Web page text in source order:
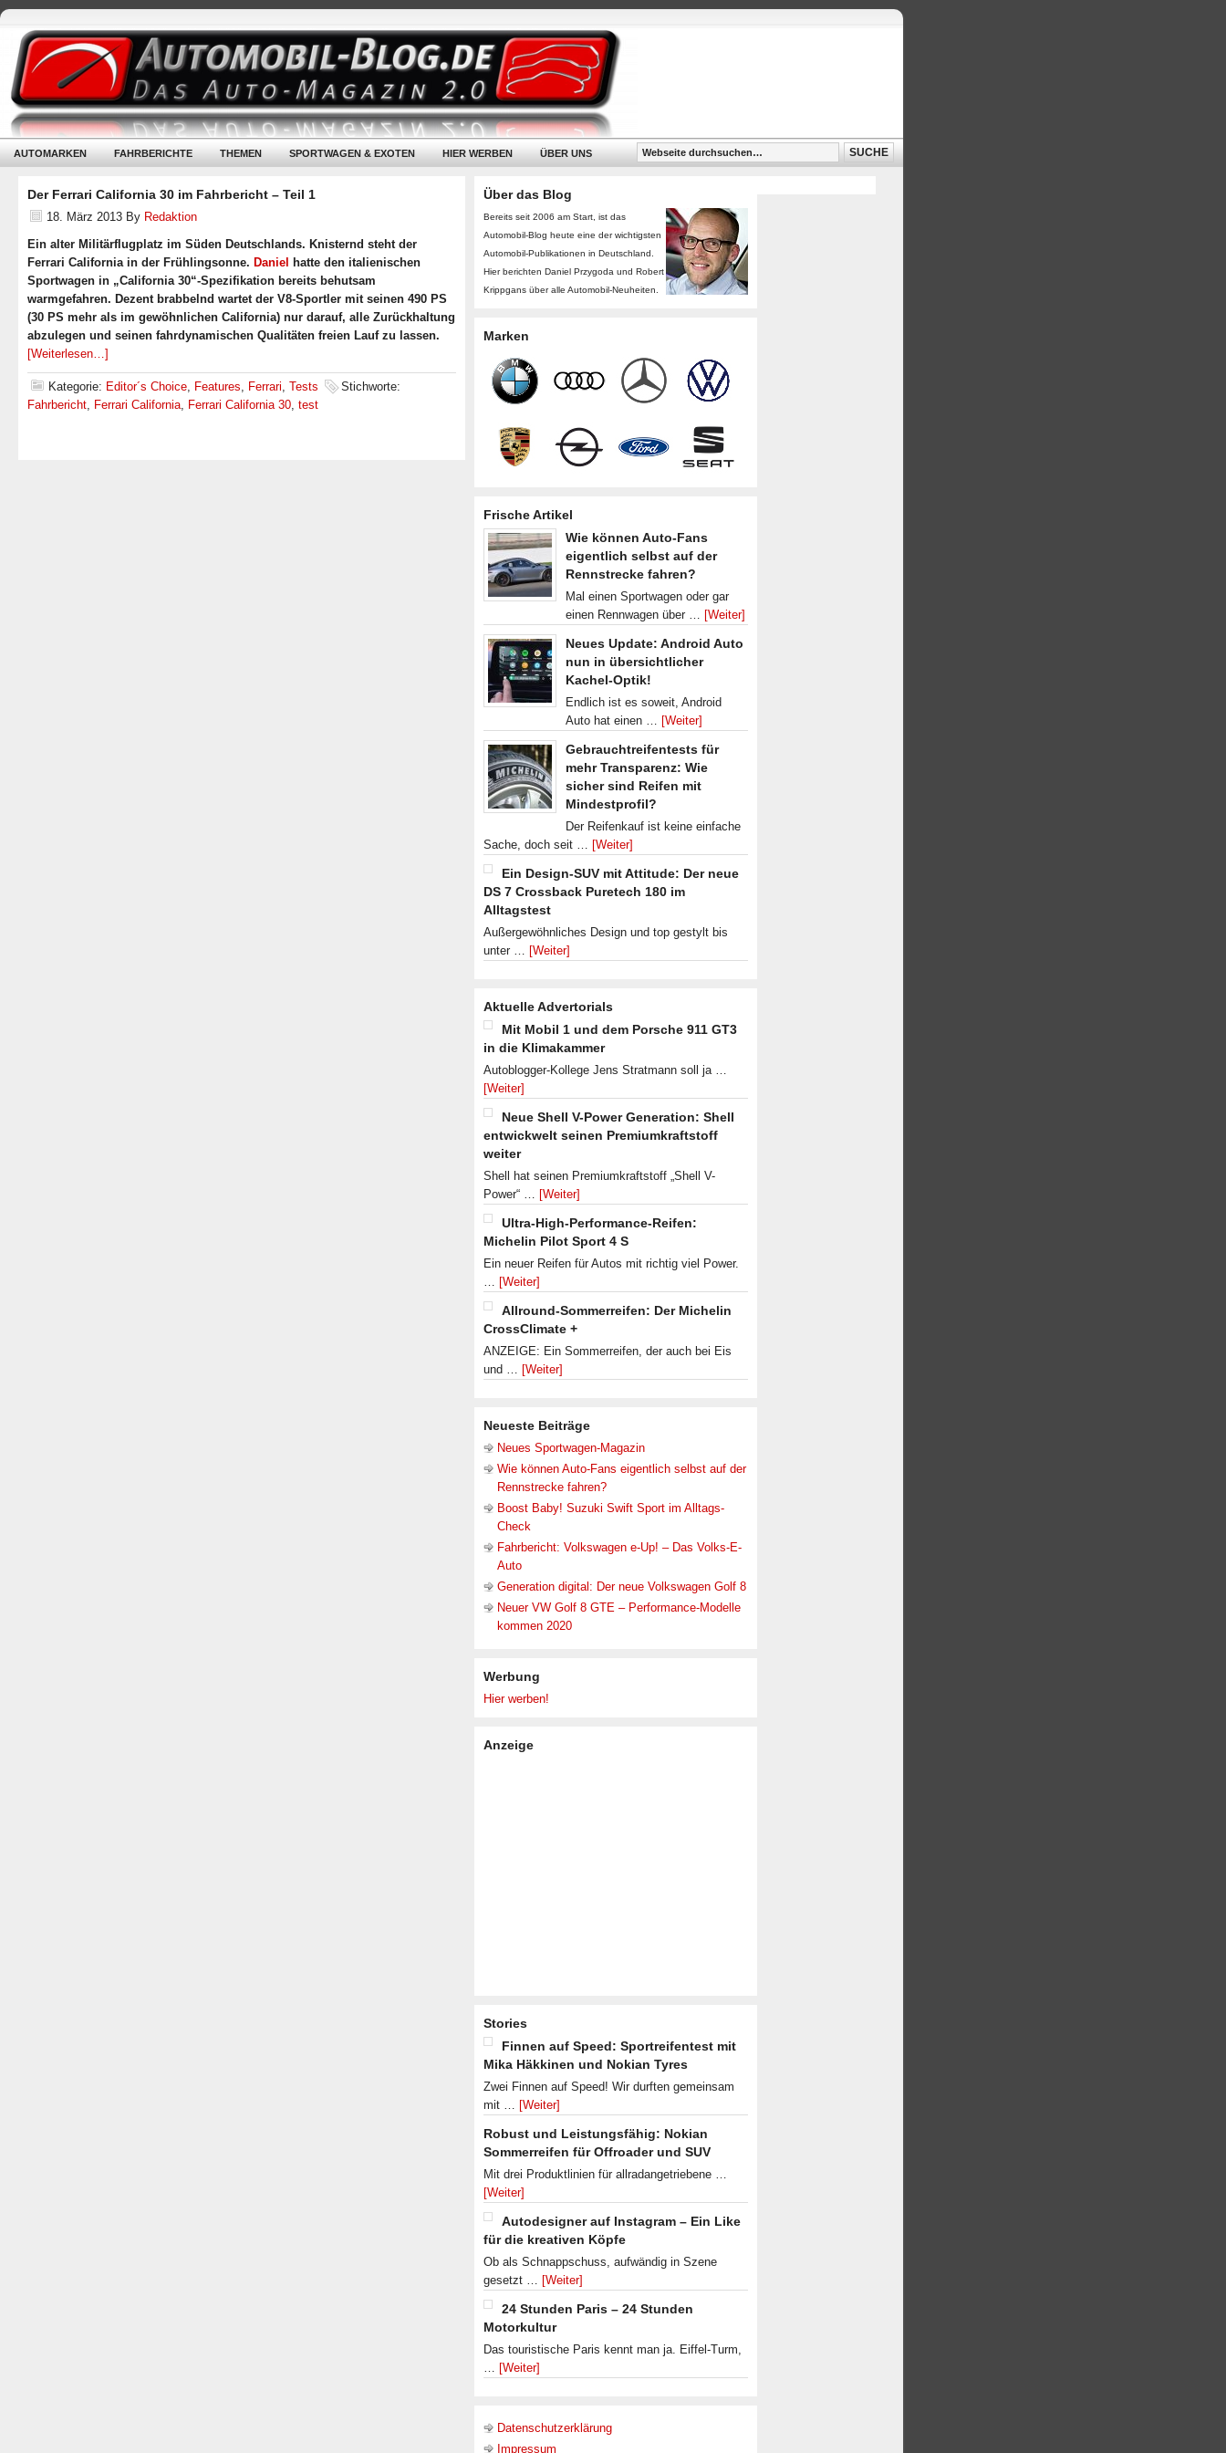
AUTOMARKEN FAHRBERICHTE THEMEN SPORTWAGEN & EXOTEN HIER WERBEN ÜBER UNS
Der Ferrari California 30 im Fahrbericht – Teil 1
18. März 2013 By Redaktion
Ein alter Militärflugplatz im Süden Deutschlands. Knisternd steht der
Ferrari California in der Frühlingsonne. Daniel
hatte den italienischen
Sportwagen in „California 30“-Spezifikation bereits behutsam
warmgefahren. Dezent brabbelnd wartet der V8-Sportler mit seinen 490 PS
(30 PS mehr als im gewöhnlichen California) nur darauf, alle Zurückhaltung
abzulegen und seinen fahrdynamischen Qualitäten freien Lauf zu lassen.
[Weiterlesen…]
Kategorie: Editor´s Choice, Features, Ferrari, Tests
Stichworte:
Fahrbericht, Ferrari California, Ferrari California 30, test
Über das Blog
Bereits seit 2006 am Start, ist das
Automobil-Blog heute eine der wichtigsten
Automobil-Publikationen in Deutschland.
Hier berichten Daniel Przygoda und Robert
Krippgans über alle Automobil-Neuheiten.
Marken
Frische Artikel
Wie können Auto-Fans
eigentlich selbst auf der
Rennstrecke fahren?
Mal einen Sportwagen oder gar
einen Rennwagen über … [Weiter]
Neues Update: Android Auto
nun in übersichtlicher
Kachel-Optik!
Endlich ist es soweit, Android
Auto hat einen … [Weiter]
Gebrauchtreifentests für
mehr Transparenz: Wie
sicher sind Reifen mit
Mindestprofil?
Der Reifenkauf ist keine einfache
Sache, doch seit … [Weiter]
Ein Design-SUV mit Attitude: Der neue
DS 7 Crossback Puretech 180 im
Alltagstest
Außergewöhnliches Design und top gestylt bis
unter … [Weiter]
Aktuelle Advertorials
Mit Mobil 1 und dem Porsche 911 GT3
in die Klimakammer
Autoblogger-Kollege Jens Stratmann soll ja …
[Weiter]
Neue Shell V-Power Generation: Shell
entwickwelt seinen Premiumkraftstoff
weiter
Shell hat seinen Premiumkraftstoff „Shell V-
Power“ … [Weiter]
Ultra-High-Performance-Reifen:
Michelin Pilot Sport 4 S
Ein neuer Reifen für Autos mit richtig viel Power.
… [Weiter]
Allround-Sommerreifen: Der Michelin
CrossClimate +
ANZEIGE: Ein Sommerreifen, der auch bei Eis
und … [Weiter]
Neueste Beiträge
Neues Sportwagen-Magazin
Wie können Auto-Fans eigentlich selbst auf der
Rennstrecke fahren?
Boost Baby! Suzuki Swift Sport im Alltags-
Check
Fahrbericht: Volkswagen e-Up! – Das Volks-E-
Auto
Generation digital: Der neue Volkswagen Golf 8
Neuer VW Golf 8 GTE – Performance-Modelle
kommen 2020
Werbung
Hier werben!
Anzeige
Stories
Finnen auf Speed: Sportreifentest mit
Mika Häkkinen und Nokian Tyres
Zwei Finnen auf Speed! Wir durften gemeinsam
mit … [Weiter]
Robust und Leistungsfähig: Nokian
Sommerreifen für Offroader und SUV
Mit drei Produktlinien für allradangetriebene …
[Weiter]
Autodesigner auf Instagram – Ein Like
für die kreativen Köpfe
Ob als Schnappschuss, aufwändig in Szene
gesetzt … [Weiter]
24 Stunden Paris – 24 Stunden
Motorkultur
Das touristische Paris kennt man ja. Eiffel-Turm,
… [Weiter]
Datenschutzerklärung
Impressum